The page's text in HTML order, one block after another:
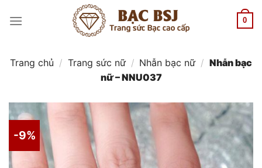
đến
0
Trang chủ / Trang sức nữ / Nhẫn bạc nữ / Nhẫn bạc
nữ – NNU037
-9%